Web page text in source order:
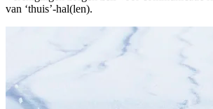
van ‘thuis’-hal(len).